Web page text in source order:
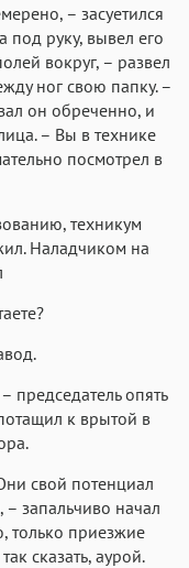
– засуетился
под руку, вывел его
вокруг, – развел
ног свою папку. –
он обреченно, и
– Вы в технике
посмотрел в
техникум
Наладчиком на
председатель опять
к врытой в
свой потенциал
запальчиво начал
только приезжие
сказать, аурой.